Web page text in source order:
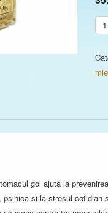
gol ajuta la
si la stresul cotidian